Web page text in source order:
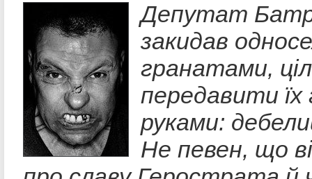
Депутат
закидав
гранатами,
передавити їх
руками:
Не певен, що